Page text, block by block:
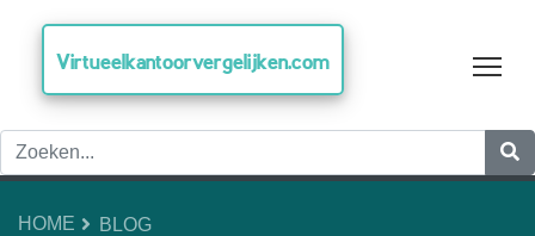
Virtueelkantoorvergelijken.com
HOME BLOG